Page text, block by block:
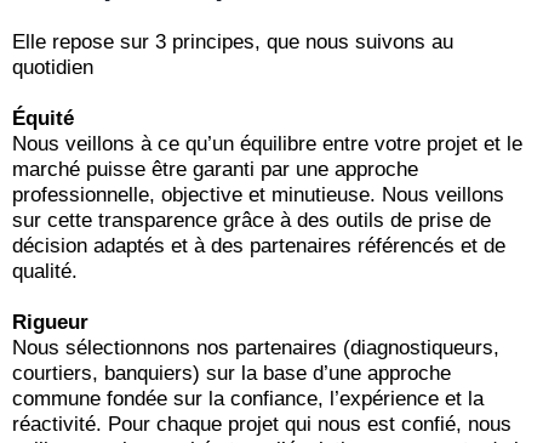
Elle repose sur 3 principes, que nous suivons au
quotidien
Équité
Nous veillons à ce qu’un équilibre entre votre projet et le
marché puisse être garanti par une approche
professionnelle, objective et minutieuse. Nous veillons
sur cette transparence grâce à des outils de prise de
décision adaptés et à des partenaires référencés et de
qualité.
Rigueur
Nous sélectionnons nos partenaires (diagnostiqueurs,
courtiers, banquiers) sur la base d’une approche
commune fondée sur la confiance, l’expérience et la
réactivité. Pour chaque projet qui nous est confié, nous